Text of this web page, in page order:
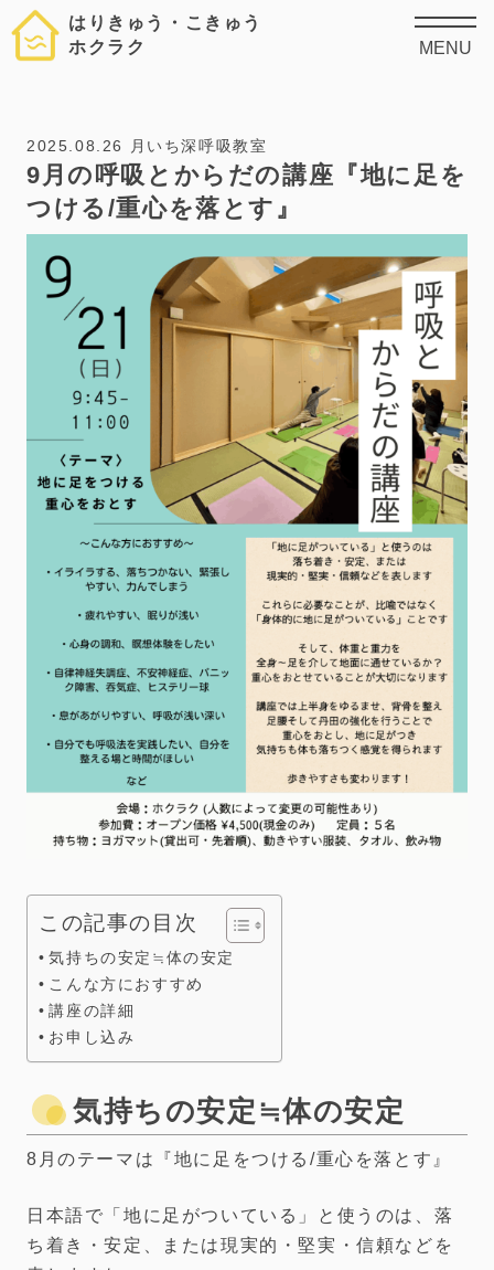
はりきゅう・こきゅう
ホクラク
MENU
2025.08.26 月いち深呼吸教室
9月の呼吸とからだの講座『地に足を
つける/重心を落とす』
この記事の目次
気持ちの安定≒体の安定
こんな方におすすめ
講座の詳細
お申し込み
気持ちの安定≒体の安定
8月のテーマは『地に足をつける/重心を落とす』
日本語で「地に足がついている」と使うのは、落
ち着き・安定、または現実的・堅実・信頼などを